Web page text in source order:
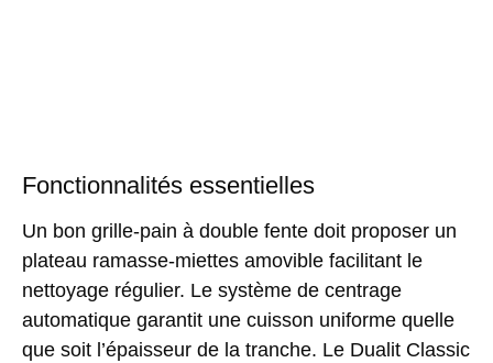
Fonctionnalités essentielles
Un bon grille-pain à double fente doit proposer un
plateau ramasse-miettes amovible facilitant le
nettoyage régulier. Le système de centrage
automatique garantit une cuisson uniforme quelle
que soit l’épaisseur de la tranche. Le Dualit Classic